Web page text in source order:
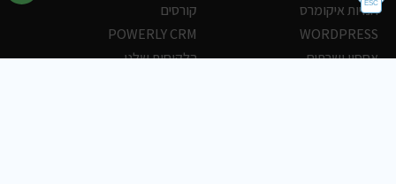
חנויות איקומרס
WORDPRESS
אחסון ושרתים
קורסים
POWERLY CRM
הלקוחות שלנו